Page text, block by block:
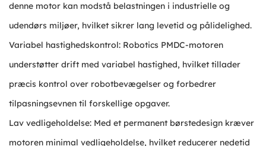
denne motor kan modstå belastningen i industrielle og
udendørs miljøer, hvilket sikrer lang levetid og pålidelighed.
Variabel hastighedskontrol: Robotics PMDC-motoren
understøtter drift med variabel hastighed, hvilket tillader
præcis kontrol over robotbevægelser og forbedrer
tilpasningsevnen til forskellige opgaver.
Lav vedligeholdelse: Med et permanent børstedesign kræver
motoren minimal vedligeholdelse, hvilket reducerer nedetid